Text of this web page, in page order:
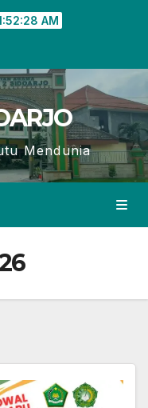
AM
Mendunia